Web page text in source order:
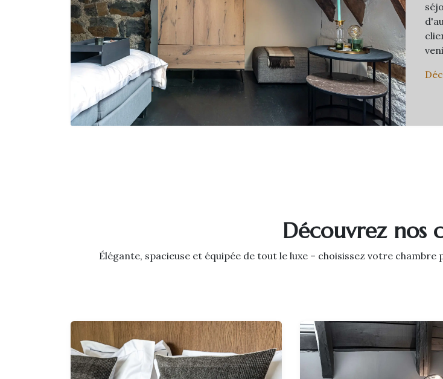
Découvrez nos
Élégante, spacieuse et équipée de tout le luxe – choisissez votre